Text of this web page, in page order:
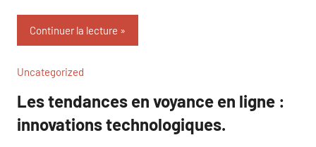
Continuer la lecture
Uncategorized
Les tendances en voyance en ligne :
innovations technologiques.